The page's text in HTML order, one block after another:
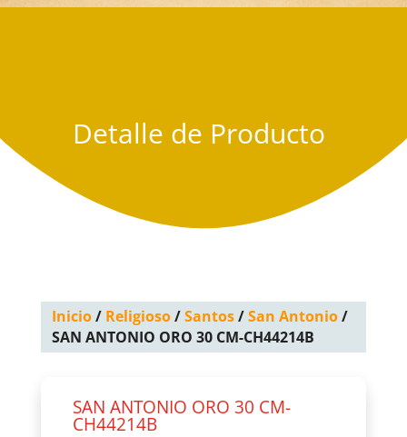
Detalle de Producto
Inicio/ Religioso/Santos/San Antonio/
SAN ANTONIO ORO 30 CM-CH44214B
SAN ANTONIO ORO 30 CM-
CH44214B